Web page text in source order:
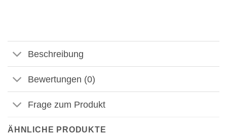
Beschreibung
Bewertungen (0)
Frage zum Produkt
ÄHNLICHE PRODUKTE